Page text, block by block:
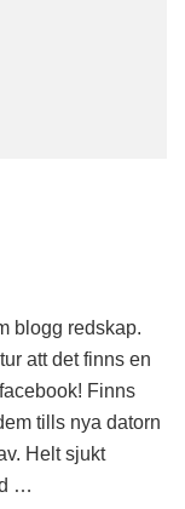
blogg redskap.
att det finns en
Finns
tills nya datorn
Helt sjukt
…